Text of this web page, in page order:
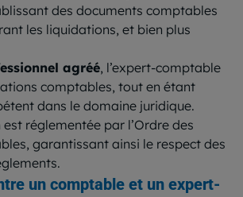
des documents comptables
les liquidations, et bien plus
agréé, l’expert-comptable
comptables, tout en étant
dans le domaine juridique.
réglementée par l’Ordre des
garantissant ainsi le respect des
un comptable et un expert-